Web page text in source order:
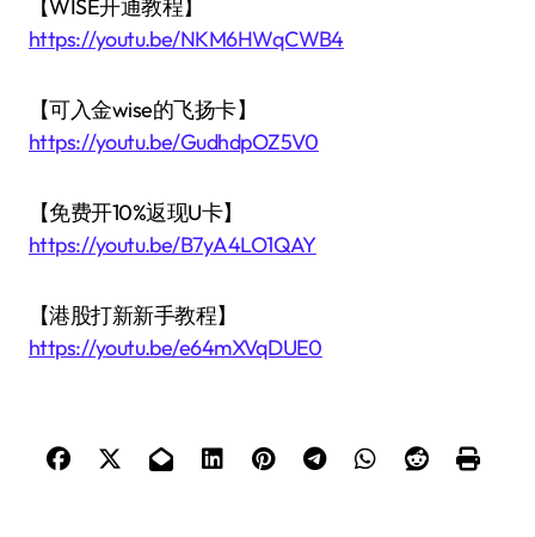
【WISE开通教程】
https://youtu.be/NKM6HWqCWB4
【可入金wise的飞扬卡】
https://youtu.be/GudhdpOZ5V0
【免费开10%返现U卡】
https://youtu.be/B7yA4LO1QAY
【港股打新新手教程】
https://youtu.be/e64mXVqDUE0